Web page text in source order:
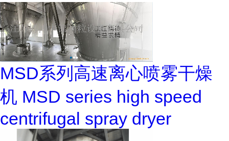
MSD系列高速离心喷雾干燥
机 MSD series high speed
centrifugal spray dryer